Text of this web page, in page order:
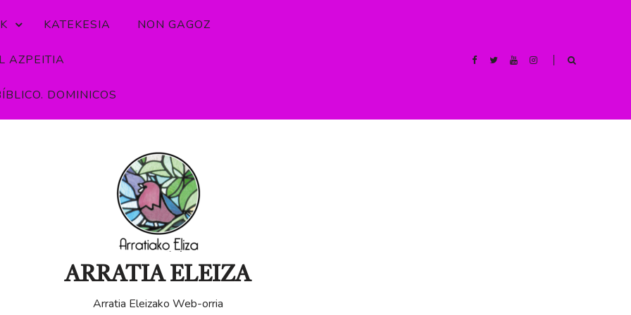
KATEKESIA NON GAGOZ
AZPEITIA
DOMINICOS
ARRATIA ELEIZA
Arratia Eleizako Web-orria